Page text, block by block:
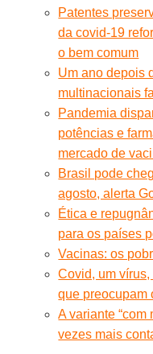
Patentes
da covid-19
o bem comum
Um ano depois
multinacionais
Pandemia
potências e
mercado de
Brasil pode
agosto, alerta
Ética e
para os países
Vacinas: os
Covid, um
que preocupam
A variante “com
vezes mais